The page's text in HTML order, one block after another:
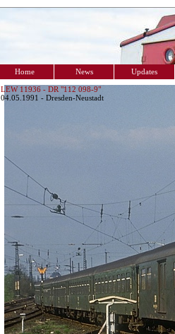
Home News Updates
LEW 11936 - DR "112 098-9"
04.05.1991 - Dresden-Neustadt